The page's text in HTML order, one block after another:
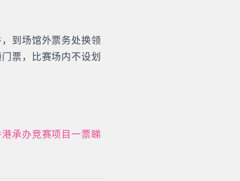
到场馆外票务处换领
票，比赛场内不设划
承办竞赛项目一票睇